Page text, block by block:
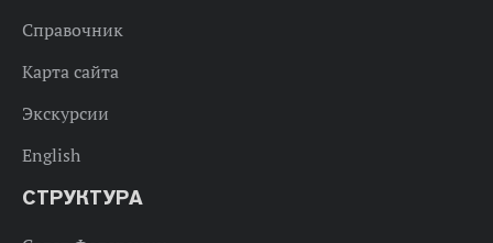
Справочник
Карта сайта
Экскурсии
English
СТРУКТУРА